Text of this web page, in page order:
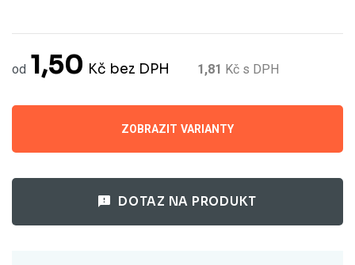
od 1,50 Kč bez DPH 1,81 Kč s DPH
DOTAZ NA PRODUKT
ZOBRAZIT VARIANTY